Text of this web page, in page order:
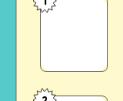
Google
SEO
mu?
Hangisini